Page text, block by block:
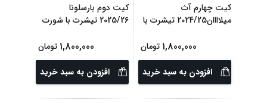
کیت چهارم آث
میلاااان2024/25 تیشرت با
1,800,000 تومان
افزودن به سبد خرید
کیت دوم بارسلونا
2025/26 تیشرت با شورت
1,800,000 تومان
افزودن به سبد خرید